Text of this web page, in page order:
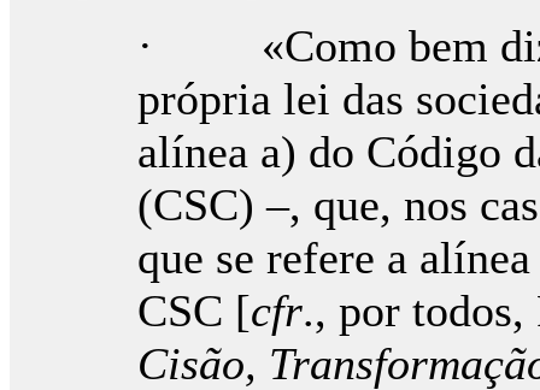
· «Como bem diz
própria lei das
alínea a) do Código
(CSC) –, que, nos
que se refere a
CSC [cfr., por
Cisão,